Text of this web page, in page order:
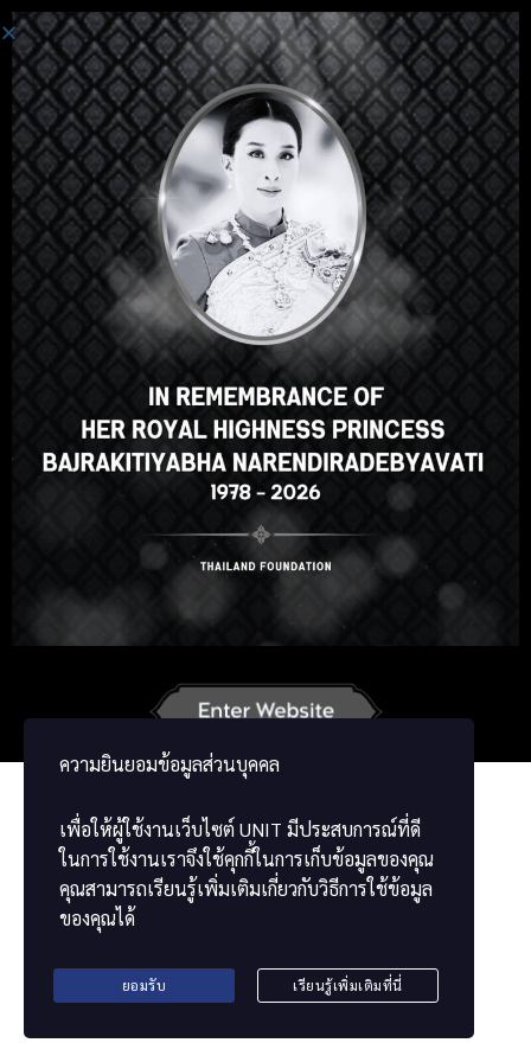
登录
嘿，那不错，对吧？您喜欢这
门课程吗？
登记课程
ความยินยอมข้อมูลส่วนบุคคล
เพื่อให้ผู้ใช้งานเว็บไซต์ UNIT มีประสบการณ์ที่ดี
ในการใช้งานเราจึงใช้คุกกี้ในการเก็บข้อมูลของคุณ
คุณสามารถเรียนรู้เพิ่มเติมเกี่ยวกับวิธีการใช้ข้อมูล
ของคุณได้
ยอมรับ เรียนรู้เพิ่มเติมที่นี่
Select your language
English ภาษาไทย
Korean Japanese
Vietnamese
ខ្មែរ